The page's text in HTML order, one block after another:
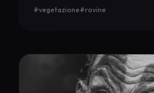
#vegetazione#rovine